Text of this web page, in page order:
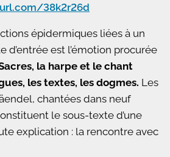
38k2r26d
épidermiques liées à un
d’entrée est l’émotion procurée
la harpe et le chant
les textes, les dogmes. Les
chantées dans neuf
le sous-texte d’une
explication : la rencontre avec